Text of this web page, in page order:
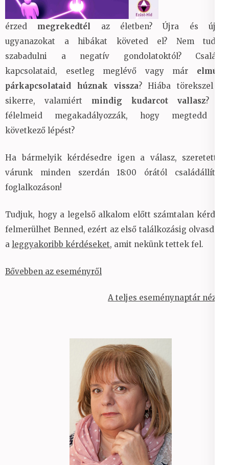
érzed megrekedtél
az életben? Újra és újra
ugyanazokat a hibákat követed el? Nem tudsz
szabadulni a negatív gondolatoktól? Családi
kapcsolataid, esetleg meglévő vagy már elmúlt
párkapcsolataid húznak vissza? Hiába törekszel a
sikerre, valamiért mindig kudarcot vallasz? A
félelmeid megakadályozzák, hogy megtedd a
következő lépést?
Ha bármelyik kérdésedre igen a válasz, szeretettel
várunk minden szerdán 18:00 órától családállítás
foglalkozáson!
Tudjuk, hogy a legelső alkalom előtt számtalan kérdés
felmerülhet Benned, ezért az első találkozásig olvasd el
a leggyakoribb kérdéseket, amit nekünk tettek fel.
Bővebben az eseményről
A teljes eseménynaptár nézet